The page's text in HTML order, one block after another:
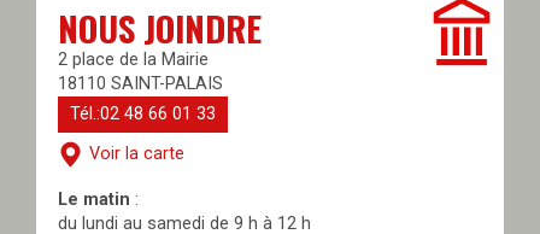
NOUS JOINDRE
2 place de la Mairie
18110 SAINT-PALAIS
Tél.:02 48 66 01 33
Voir la carte
Le matin :
du lundi au samedi de 9 h à 12 h